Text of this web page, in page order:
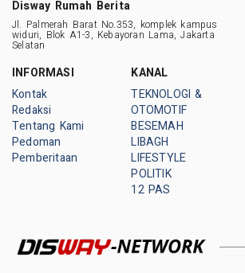
Disway Rumah Berita
Jl. Palmerah Barat No.353, komplek kampus
widuri, Blok A1-3, Kebayoran Lama, Jakarta
Selatan
INFORMASI
Kontak
Redaksi
Tentang Kami
Pedoman
Pemberitaan
KANAL
TEKNOLOGI &
OTOMOTIF
BESEMAH
LIBAGH
LIFESTYLE
POLITIK
12 PAS